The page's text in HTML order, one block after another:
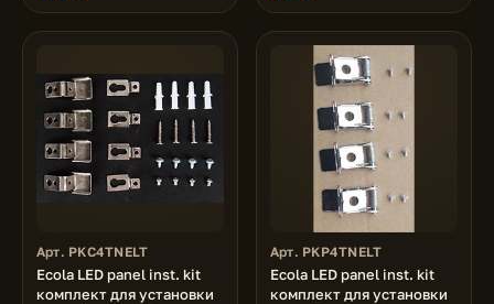
Арт. PKC4TNELT
Ecola LED panel inst. kit
комплект для установки
Арт. PKP4TNELT
Ecola LED panel inst. kit
комплект для установки